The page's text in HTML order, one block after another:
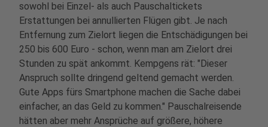
sowohl bei Einzel- als auch Pauschaltickets
Erstattungen bei annullierten Flügen gibt. Je nach
Entfernung zum Zielort liegen die Entschädigungen bei
250 bis 600 Euro - schon, wenn man am Zielort drei
Stunden zu spät ankommt. Kempgens rät: "Dieser
Anspruch sollte dringend geltend gemacht werden.
Gute Apps fürs Smartphone machen die Sache dabei
einfacher, an das Geld zu kommen." Pauschalreisende
hätten aber mehr Ansprüche auf größere, höhere